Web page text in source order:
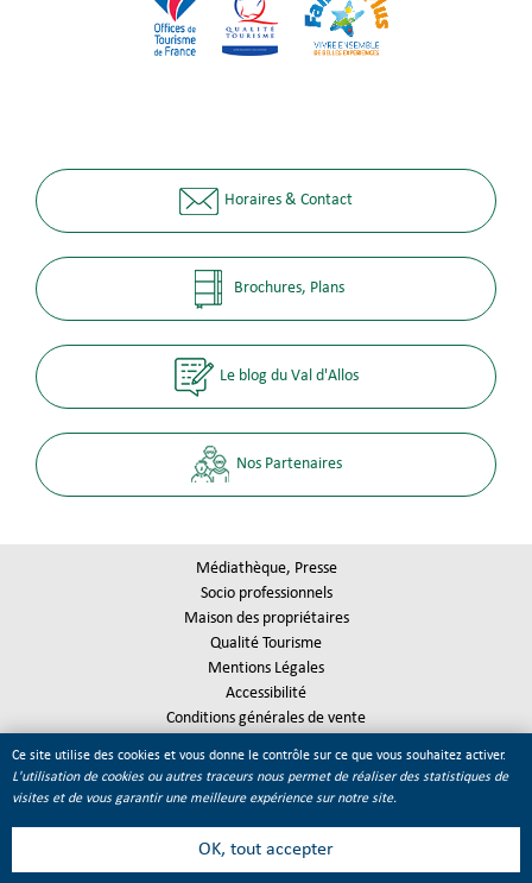
Horaires & Contact
Brochures, Plans
Le blog du Val d'Allos
Nos Partenaires
Médiathèque, Presse
Socio professionnels
Maison des propriétaires
Qualité Tourisme
Mentions Légales
Accessibilité
Conditions générales de vente
Ce site utilise des cookies et vous donne le contrôle sur ce que vous souhaitez activer.
L'utilisation de cookies ou autres traceurs nous permet de réaliser des statistiques de
visites et de vous garantir une meilleure expérience sur notre site.
OK, tout accepter